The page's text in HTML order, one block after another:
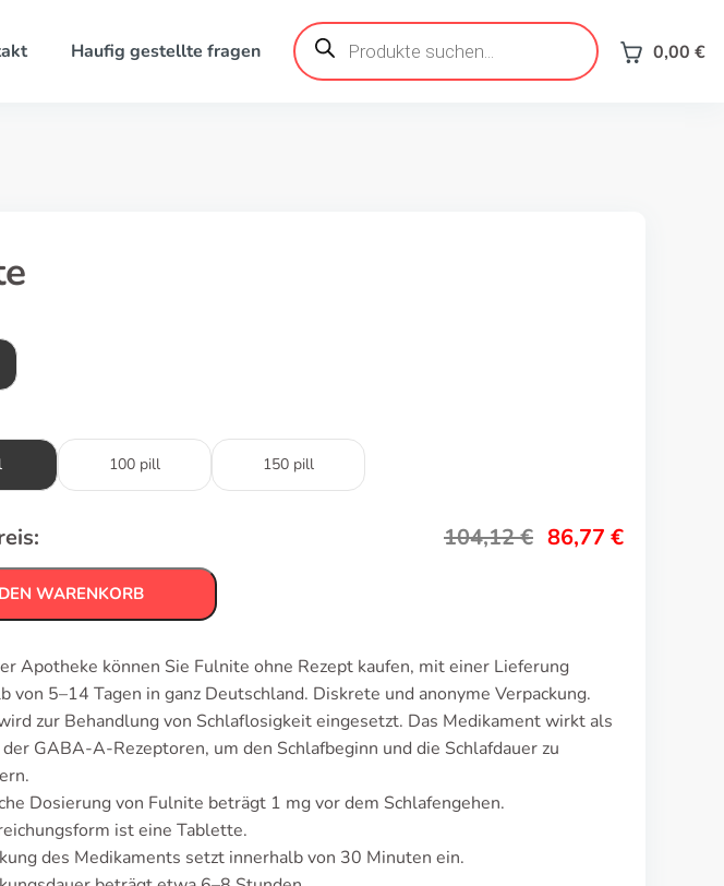
Haufig gestellte fragen
Products
search 0,00 €
100 pill 150 pill
104,12€ 86,77 €
WARENKORB
Apotheke können Sie Fulnite ohne Rezept kaufen, mit einer Lieferung
von 5–14 Tagen in ganz Deutschland. Diskrete und anonyme Verpackung.
zur Behandlung von Schlaflosigkeit eingesetzt. Das Medikament wirkt als
GABA-A-Rezeptoren, um den Schlafbeginn und die Schlafdauer zu
Dosierung von Fulnite beträgt 1 mg vor dem Schlafengehen.
ist eine Tablette.
des Medikaments setzt innerhalb von 30 Minuten ein.